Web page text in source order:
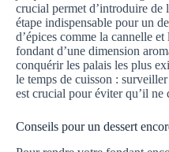
crucial permet d’introduire de
étape indispensable pour un
d’épices comme la cannelle
fondant d’une dimension
conquérir les palais les plus
le temps de cuisson :
est crucial pour éviter qu’il ne
Conseils pour un dessert